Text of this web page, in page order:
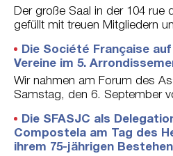
h
u
g
d
e
r
a
k
o
Der große Saal in der 104 rue
gefüllt mit treuen Mitgliedern
Bekanntheitsgrad des
der Tat war Patrick Huchet
Die Société Française
Vereine im 5.
Wir nahmen am Forum des
Samstag, den 6. September
Die SFASJC als
Compostela am Tag des
ihrem 75-jährigen Bestehen